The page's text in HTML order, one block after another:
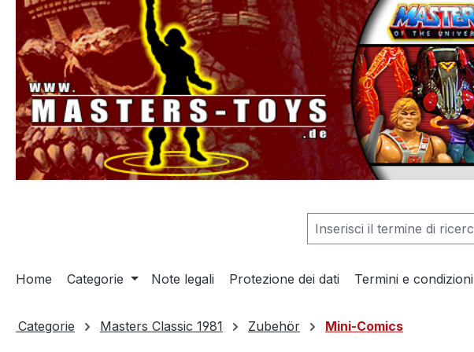
Passa alla navigazione principale
Home Categorie Note legali Protezione dei dati Termini e condizioni
Categorie Masters Classic 1981 Zubehör Mini-Comics